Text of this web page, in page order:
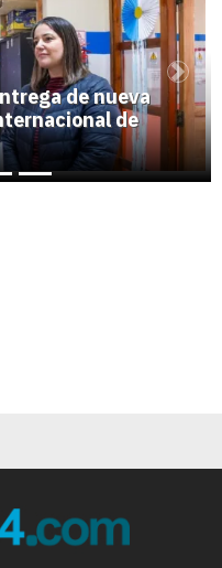
de nueva
de
Next